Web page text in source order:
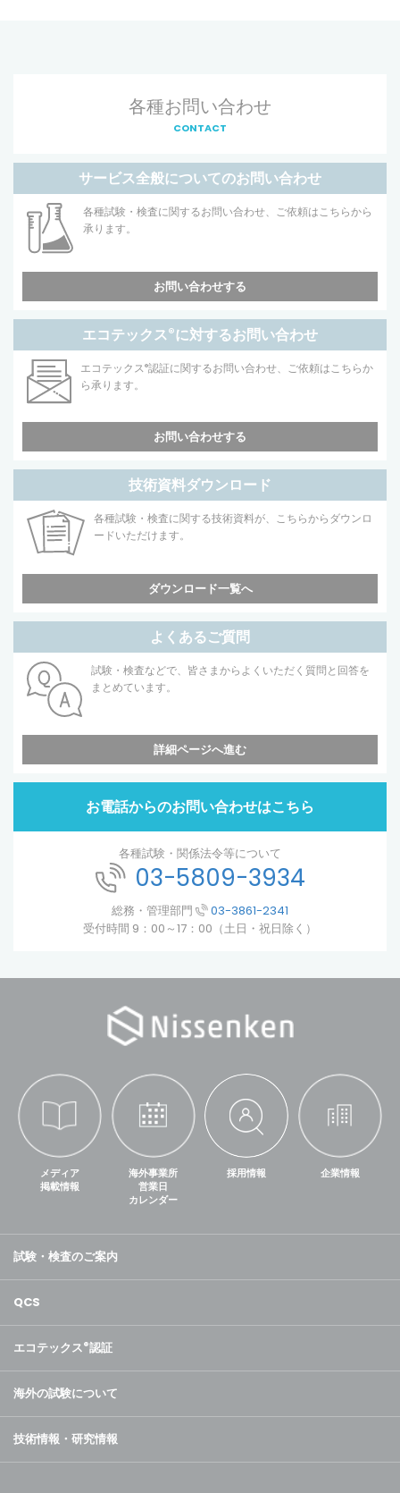
各種お問い合わせ
CONTACT
サービス全般についてのお問い合わせ
各種試験・検査に関するお問い合わせ、ご依頼はこちらから
承ります。
お問い合わせする
エコテックス®に対するお問い合わせ
エコテックス®認証に関するお問い合わせ、ご依頼はこちらか
ら承ります。
お問い合わせする
技術資料ダウンロード
各種試験・検査に関する技術資料が、こちらからダウンロ
ードいただけます。
ダウンロード一覧へ
よくあるご質問
試験・検査などで、皆さまからよくいただく質問と回答を
まとめています。
詳細ページへ進む
お電話からのお問い合わせはこちら
各種試験・関係法令等について
03-5809-3934
総務・管理部門
03-3861-2341
受付時間 9：00～17：00（土日・祝日除く）
メディア
掲載情報
海外事業所
営業日
カレンダー
採用情報 企業情報
試験・検査のご案内
QCS
エコテックス®認証
海外の試験について
技術情報・研究情報